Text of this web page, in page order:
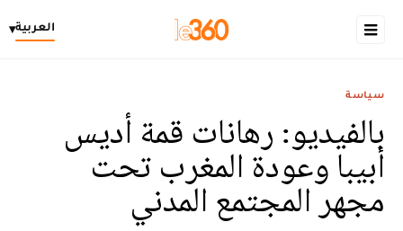
العربية▾
سياسة
بالفيديو: رهانات قمة أديس
أبيبا وعودة المغرب تحت
مجهر المجتمع المدني